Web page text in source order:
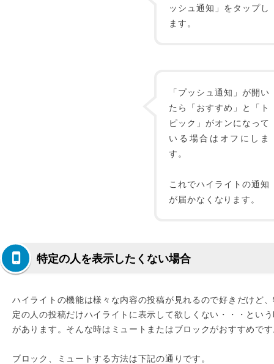
ッシュ通知」をタップし
ます。
「プッシュ通知」が開い
たら「おすすめ」と「ト
ピック」がオンになって
いる場合はオフにしま
す。
これでハイライトの通知
が届かなくなります。
特定の人を表示したくない場合
ハイライトの機能は様々な内容の投稿が見れるので好きだけど
定の人の投稿だけハイライトに表示して欲しくない・・・とい
があります。そんな時はミュートまたはブロックがおすすめで
ブロック、ミュートする方法は下記の通りです。